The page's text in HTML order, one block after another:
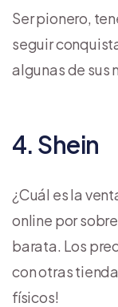
Ser pionero,
seguir
algunas de sus
4. Shein
¿Cuál es la
online por
barata. Los
con otras
físicos!